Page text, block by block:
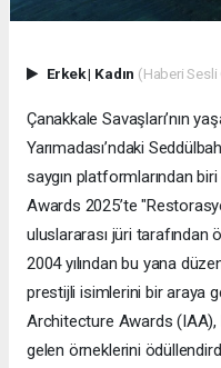
Erkek| Kadın (Haberi Sesli
Çanakkale Savaşları’nın
Yarımadası’ndaki
saygın platformlarından
Awards 2025’te
uluslararası jüri tarafından
2004 yılından bu yana
prestijli isimlerini bir araya
Architecture Awards (IAA),
gelen örneklerini